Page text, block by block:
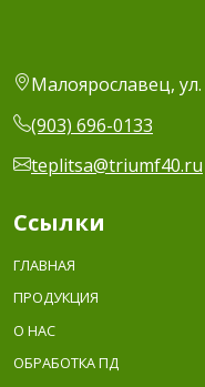
Малоярославец,
(903) 696-0133
teplitsa@triumf40.ru
Ссылки
ГЛАВНАЯ
ПРОДУКЦИЯ
О НАС
ОБРАБОТКА ПД